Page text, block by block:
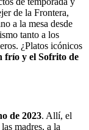
de la Frontera,
a la mesa desde
tanto a los
¿Platos icónicos
frío y el Sofrito de
de 2023. Allí, el
madres, a la